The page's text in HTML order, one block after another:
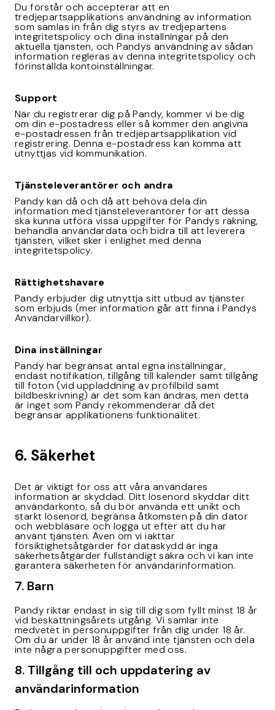
Du förstår och accepterar att en
tredjepartsapplikations användning av information
som samlas in från dig styrs av tredjepartens
integritetspolicy och dina inställningar på den
aktuella tjänsten, och Pandys användning av sådan
information regleras av denna integritetspolicy och
förinställda kontoinställningar.
Support
När du registrerar dig på Pandy, kommer vi be dig
om din e-postadress eller så kommer den angivna
e-postadressen från tredjepartsapplikation vid
registrering. Denna e-postadress kan komma att
utnyttjas vid kommunikation.
Tjänsteleverantörer och andra
Pandy kan då och då att behöva dela din
information med tjänsteleverantörer för att dessa
ska kunna utföra vissa uppgifter för Pandys räkning,
behandla användardata och bidra till att leverera
tjänsten, vilket sker i enlighet med denna
integritetspolicy.
Rättighetshavare
Pandy erbjuder dig utnyttja sitt utbud av tjänster
som erbjuds (mer information går att finna i Pandys
Användarvillkor).
Dina inställningar
Pandy har begränsat antal egna inställningar,
endast notifikation, tillgång till kalender samt tillgång
till foton (vid uppladdning av profilbild samt
bildbeskrivning) är det som kan ändras, men detta
är inget som Pandy rekommenderar då det
begränsar applikationens funktionalitet.
6. Säkerhet
Det är viktigt för oss att våra användares
information är skyddad. Ditt lösenord skyddar ditt
användarkonto, så du bör använda ett unikt och
starkt lösenord, begränsa åtkomsten på din dator
och webbläsare och logga ut efter att du har
använt tjänsten. Även om vi iakttar
försiktighetsåtgärder för dataskydd är inga
säkerhetsåtgärder fullständigt säkra och vi kan inte
garantera säkerheten för användarinformation.
7. Barn
Pandy riktar endast in sig till dig som fyllt minst 18 år
vid beskattningsårets utgång. Vi samlar inte
medvetet in personuppgifter från dig under 18 år.
Om du är under 18 år använd inte tjänsten och dela
inte några personuppgifter med oss.
8. Tillgång till och uppdatering av
användarinformation